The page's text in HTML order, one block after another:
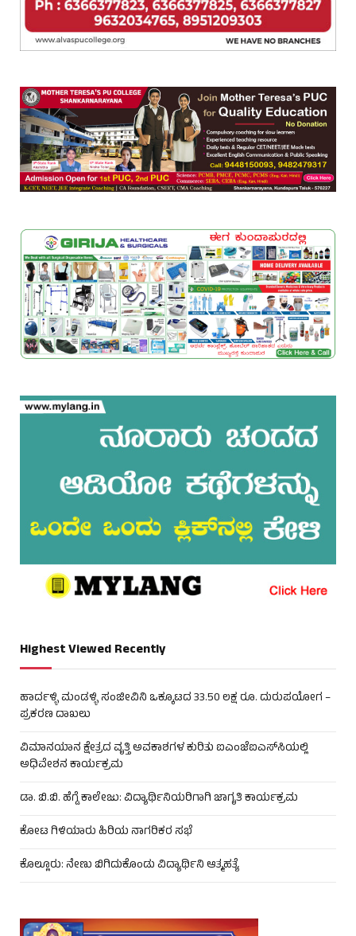
Highest Viewed Recently
ಹಾರ್ದಳ್ಳಿ ಮಂಡಳ್ಳಿ ಸಂಜೀವಿನಿ ಒಕ್ಕೂಟದ 33.50 ಲಕ್ಷ ರೂ. ದುರುಪಯೋಗ –
ಪ್ರಕರಣ ದಾಖಲು
ವಿಮಾನಯಾನ ಕ್ಷೇತ್ರದ ವೃತ್ತಿ ಅವಕಾಶಗಳ ಕುರಿತು ಐಎಂಜೆಐಎಸ್‌ಸಿಯಲ್ಲಿ
ಅಧಿವೇಶನ ಕಾರ್ಯಕ್ರಮ
ಡಾ. ಬಿ.ಬಿ. ಹೆಗ್ಡೆ ಕಾಲೇಜು: ವಿದ್ಯಾರ್ಥಿನಿಯರಿಗಾಗಿ ಜಾಗೃತಿ ಕಾರ್ಯಕ್ರಮ
ಕೋಟ ಗಿಳಿಯಾರು ಹಿರಿಯ ನಾಗರಿಕರ ಸಭೆ
ಕೊಲ್ಲೂರು: ನೇಣು ಬಿಗಿದುಕೊಂಡು ವಿದ್ಯಾರ್ಥಿನಿ ಆತ್ಮಹತ್ಯೆ